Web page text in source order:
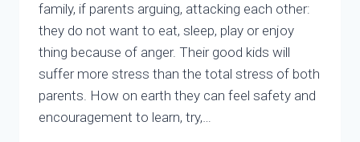
family, if parents arguing, attacking each other:
they do not want to eat, sleep, play or enjoy
thing because of anger. Their good kids will
suffer more stress than the total stress of both
parents. How on earth they can feel safety and
encouragement to learn, try,…